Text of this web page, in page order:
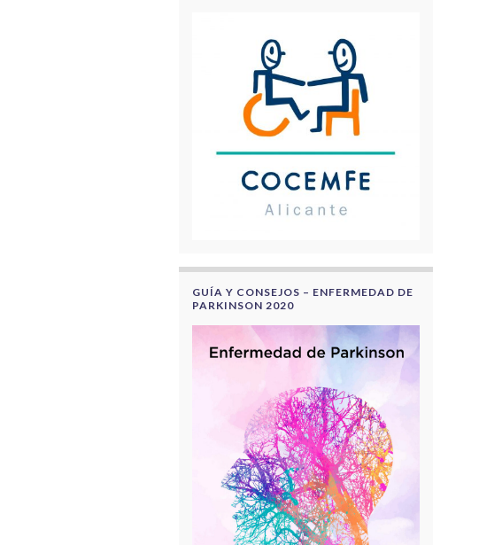
GUÍA Y CONSEJOS – ENFERMEDAD DE
PARKINSON 2020